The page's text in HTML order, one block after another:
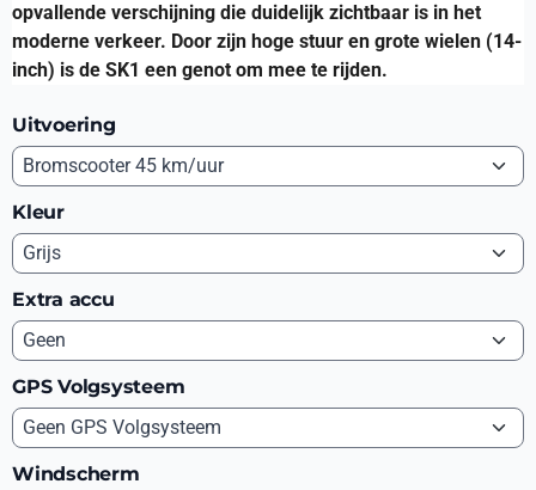
opvallende verschijning die duidelijk zichtbaar is in het
moderne verkeer. Door zijn hoge stuur en grote wielen (14-
inch) is de SK1 een genot om mee te rijden.
Uitvoering
Kleur
Extra accu
GPS Volgsysteem
Windscherm